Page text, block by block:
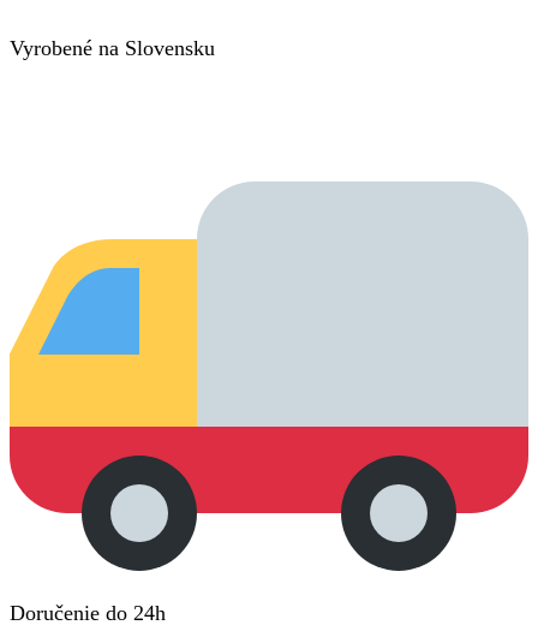
Vyrobené na Slovensku
Doručenie do 24h